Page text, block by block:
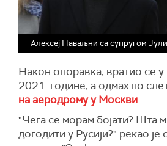
Алексеј Наваљни са супругом
Након опоравка, вратио се у
2021. године, а одмах по
на аеродрому у Москви.
"Чега се морам бојати? Шта
догодити у Русији?" рекао